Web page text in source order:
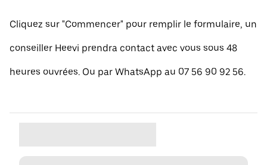
Cliquez sur "Commencer" pour remplir le formulaire, un
conseiller Heevi prendra contact avec vous sous 48
heures ouvrées. Ou par WhatsApp au 07 56 90 92 56.